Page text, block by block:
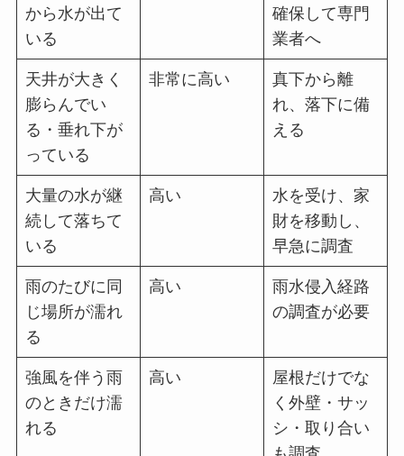
から水が出て
いる
確保して専門
業者へ
天井が大きく
膨らんでい
る・垂れ下が
っている
非常に高い
真下から離
れ、落下に備
える
大量の水が継
続して落ちて
いる
高い
水を受け、家
財を移動し、
早急に調査
雨のたびに同
じ場所が濡れ
る
高い
雨水侵入経路
の調査が必要
強風を伴う雨
のときだけ濡
れる
高い
屋根だけでな
く外壁・サッ
シ・取り合い